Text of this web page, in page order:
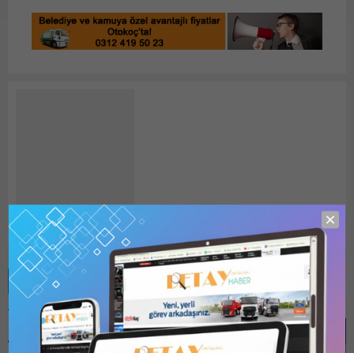
Detay HABER
Benzer Konular